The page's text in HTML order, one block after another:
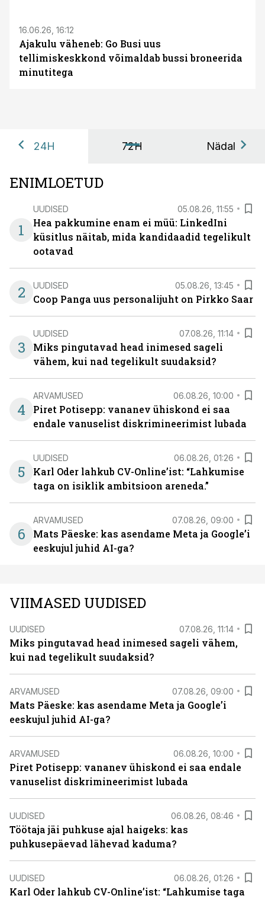
16.06.26, 16:12
Ajakulu väheneb: Go Busi uus
tellimiskeskkond võimaldab bussi broneerida
minutitega
24H 72H Nädal
ENIMLOETUD
1
UUDISED 05.08.26, 11:55
Hea pakkumine enam ei müü: LinkedIni
küsitlus näitab, mida kandidaadid tegelikult
ootavad
2 UUDISED 05.08.26, 13:45
Coop Panga uus personalijuht on Pirkko Saar
3
UUDISED 07.08.26, 11:14
Miks pingutavad head inimesed sageli
vähem, kui nad tegelikult suudaksid?
4
ARVAMUSED 06.08.26, 10:00
Piret Potisepp: vananev ühiskond ei saa
endale vanuselist diskrimineerimist lubada
5
UUDISED 06.08.26, 01:26
Karl Oder lahkub CV-Online’ist: “Lahkumise
taga on isiklik ambitsioon areneda.”
6
ARVAMUSED 07.08.26, 09:00
Mats Päeske: kas asendame Meta ja Google’i
eeskujul juhid AI-ga?
VIIMASED UUDISED
UUDISED 07.08.26, 11:14
Miks pingutavad head inimesed sageli vähem,
kui nad tegelikult suudaksid?
ARVAMUSED 07.08.26, 09:00
Mats Päeske: kas asendame Meta ja Google’i
eeskujul juhid AI-ga?
ARVAMUSED 06.08.26, 10:00
Piret Potisepp: vananev ühiskond ei saa endale
vanuselist diskrimineerimist lubada
UUDISED 06.08.26, 08:46
Töötaja jäi puhkuse ajal haigeks: kas
puhkusepäevad lähevad kaduma?
UUDISED 06.08.26, 01:26
Karl Oder lahkub CV-Online’ist: “Lahkumise taga